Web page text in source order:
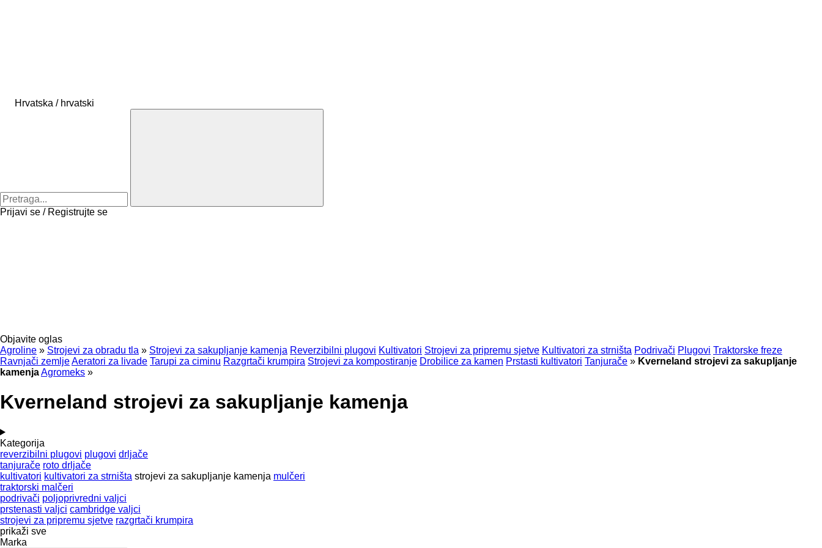
Hrvatska / hrvatski
Prijavi se / Registrujte se
Objavite oglas
Agroline » Strojevi za obradu tla » Strojevi za sakupljanje kamenja Reverzibilni plugovi Kultivatori Strojevi za pripremu sjetve Kultivatori za strništa Podrivači Plugovi Traktorske freze
Ravnjači zemljeAeratori za livade Tarupi za ciminu Razgrtači krumpira Strojevi za kompostiranje Drobilice za kamen Prstasti kultivatori Tanjurače » Kverneland strojevi za sakupljanje
kamenjaAgromeks »
Kverneland strojevi za sakupljanje kamenja
Kategorija
reverzibilni plugovi plugovi drljače
tanjurače roto drljače
kultivatori kultivatori za strništa strojevi za sakupljanje kamenja mulčeri
traktorski malčeri
podrivači poljoprivredni valjci
prstenasti valjci cambridge valjci
strojevi za pripremu sjetve razgrtači krumpira
prikaži sve
Marka